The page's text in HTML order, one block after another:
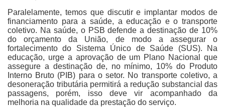
Paralelamente, temos que discutir e implantar modos de
financiamento para a saúde, a educação e o transporte
coletivo. Na saúde, o PSB defende a destinação de 10%
do orçamento da União, de modo a assegurar o
fortalecimento do Sistema Único de Saúde (SUS). Na
educação, urge a aprovação de um Plano Nacional que
assegure a destinação de, no mínimo, 10% do Produto
Interno Bruto (PIB) para o setor. No transporte coletivo, a
desoneração tributária permitirá a redução substancial das
passagens, porém, isso deve vir acompanhado da
melhoria na qualidade da prestação do serviço.